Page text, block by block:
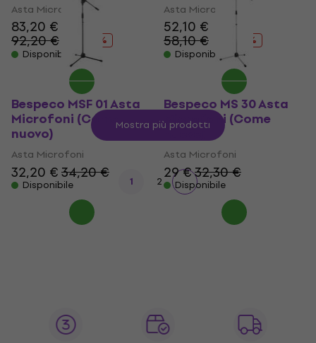
Asta Microfoni
83,20 €
92,20 €
- 10 %
Disponibile
Asta Microfoni
52,10 €
58,10 €
- 10 %
Disponibile
Bespeco MSF 01 Asta
Microfoni (Come
nuovo)
Asta Microfoni
32,20 €34,20 €
Disponibile
Bespeco MS 30 Asta
Microfoni (Come
nuovo)
Asta Microfoni
29 €32,30 €
Disponibile
Mostra più prodotti
1 2